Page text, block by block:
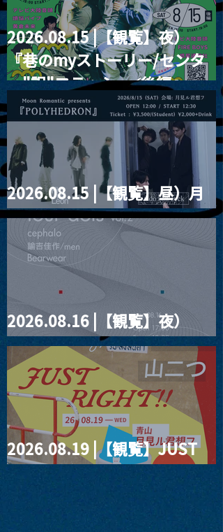
2026.08.15 |【観覧】夜）
『巷のmyストーリー/センタ
ー"訳"フラッシュ⚡️後編』
2026.08.15 |【観覧】昼）月
見ルpre.『POLYHEDRON』
2026.08.16 |【観覧】夜）
four dots vol.2
2026.08.19 |【観覧】JUST
RIGHT!! vol.27